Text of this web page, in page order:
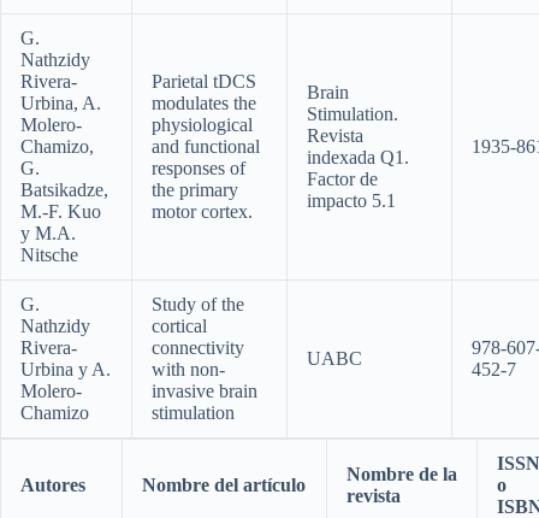
G.
Nathzidy
Rivera-
Urbina, A.
Molero-
Chamizo,
G.
Batsikadze,
M.-F. Kuo
y M.A.
Nitsche
Parietal tDCS
modulates the
physiological
and functional
responses of
the primary
motor cortex.
Brain
Stimulation.
Revista
indexada Q1.
Factor de
impacto 5.1
1935-
G.
Nathzidy
Rivera-
Urbina y A.
Molero-
Chamizo
Study of the
cortical
connectivity
with non-
invasive brain
stimulation
UABC
978-
452-7
Autores Nombre del artículo
Nombre de la
revista
ISSN
o